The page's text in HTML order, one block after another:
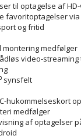
til optagelse af
favoritoptagelser
og fritid
montering medfølger
video-
synsfelt
hukommelseskort
medfølger
af optagelser